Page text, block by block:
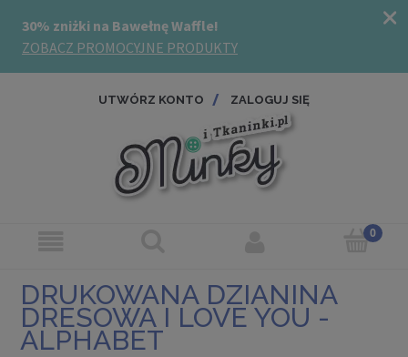
UTWÓRZ KONTO ZALOGUJ SIĘ
DRUKOWANA DZIANINA
DRESOWA I LOVE YOU -
ALPHABET